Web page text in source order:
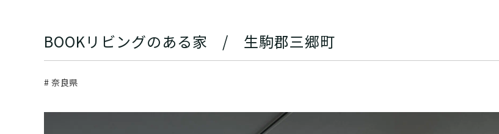
BOOKリビングのある家 / 生駒郡三郷町
# 奈良県